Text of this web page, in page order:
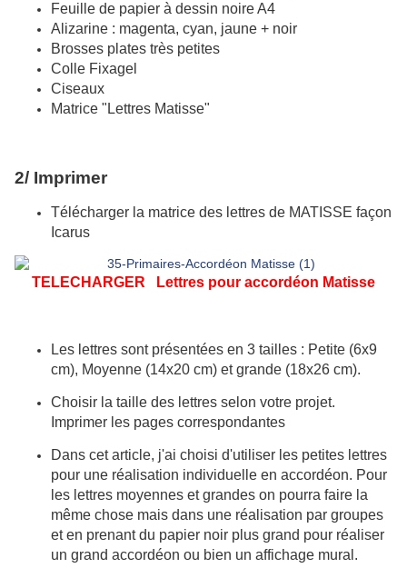
Feuille de papier à dessin noire A4
Alizarine : magenta, cyan, jaune + noir
Brosses plates très petites
Colle Fixagel
Ciseaux
Matrice "Lettres Matisse"
2/ Imprimer
Télécharger la matrice des lettres de MATISSE façon
Icarus
TELECHARGER Lettres pour accordéon Matisse
Les lettres sont présentées en 3 tailles : Petite (6x9
cm), Moyenne (14x20 cm) et grande (18x26 cm).
Choisir la taille des lettres selon votre projet.
Imprimer les pages correspondantes
Dans cet article, j'ai choisi d'utiliser les petites lettres
pour une réalisation individuelle en accordéon. Pour
les lettres moyennes et grandes on pourra faire la
même chose mais dans une réalisation par groupes
et en prenant du papier noir plus grand pour réaliser
un grand accordéon ou bien un affichage mural.